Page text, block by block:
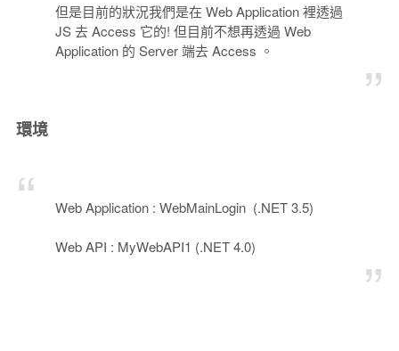
但是目前的狀況我們是在 Web Application 裡透過
JS 去 Access 它的! 但目前不想再透過 Web
Application 的 Server 端去 Access 。
環境
Web Application : WebMainLogin (.NET 3.5)
Web API : MyWebAPI1 (.NET 4.0)